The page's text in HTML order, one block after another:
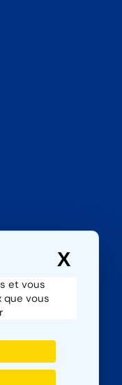
et vous
que vous
X